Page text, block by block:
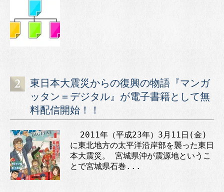
東日本大震災からの復興の物語『マンガ
ッタン＝デジタル』が電子書籍として無
料配信開始！！
2011年（平成23年）3月11日(金)
に東北地方の太平洋沿岸部を襲った東日
本大震災。 宮城県沖が震源地というこ
とで宮城県石巻...